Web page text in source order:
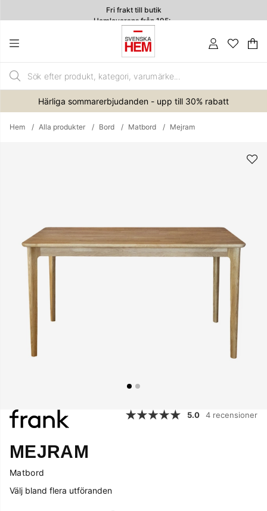
Fri frakt till butik
Hemleverans från 195:-
4.7
.
Härliga sommarerbjudanden - upp till 30% rabatt
Hem Alla produkter Bord Matbord Mejram
5.0 4 recensioner
MEJRAM
Matbord
Välj bland flera utföranden